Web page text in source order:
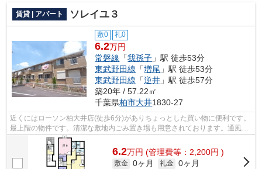
賃貸 | アパート ソレイユ３
敷0 礼0
6.2万円
常磐線 「我孫子 」駅 徒歩53分
東武野田線 「増尾 」駅 徒歩53分
東武野田線 「逆井 」駅 徒歩57分
築20年 / 57.22㎡
千葉県柏市大井1830-27
近くにはローソン柏大井店(徒歩6分)がありちょっとした買い物に便利です。
最上階の物件です。清潔な敷地内ごみ置き場も用意されております。通風良
好な条件は健康面でも大切です。そん...
6.2万円 (管理費等：2,200円 )
敷金 0ヶ月 礼金 0ヶ月